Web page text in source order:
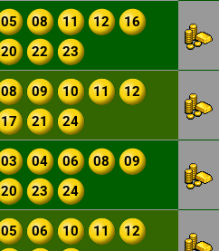
05 08 11 12
16
20 22 23
08 09 10 11
12
17 21 24
03 04 06 08
09
20 23 24
05 06 10 11
12